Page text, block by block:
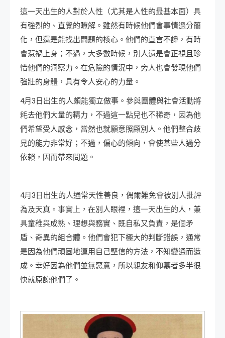
這一天出生的人對於人性（尤其是人性的最基本面）具
有強烈的、直覺的瞭解。雖然有時候他們會事情過分簡
化，但還是能找出問題的核心。他們的直言不諱，有時
會惹禍上身；不過，大多數時候，別人還是會正視且珍
惜他們的洞察力。在危險的情況中，旁人也會發現他們
強壯的身體，具有令人安心的力量。
4月3日出生的人頗能獨立做事。參與團體與社會活動將
耗去他們大量的精力，不過這一點兒也不稀奇，因為他
們希望受人感念，當然也就願意照顧別人。他們整合歧
見的能力非常好；不過，偏心的傾向，會使某些人過分
依賴，因而帶來問題。
4月3日出生的人通常天性善良，偶爾難免會被別人批評
為及天真。事實上，在別人眼裡，這一天出生的人，兼
具童稚與成熟、理想與務實、既自私又負責，是個矛
盾、奇異的組合體。他們會犯下極大的判斷錯誤，通常
是因為他們頑固地運用自己堅信的方法，不知變通而造
成。幸好因為他們並無惡意，所以親友和仰慕者多半很
快就原諒他們了。